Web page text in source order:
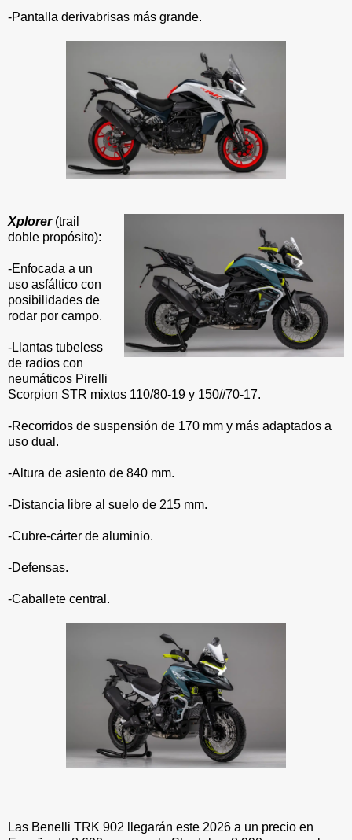
-Pantalla derivabrisas más grande.
Xplorer(trail
doble propósito):
-Enfocada a un
uso asfáltico con
posibilidades de
rodar por campo.
-Llantas tubeless
de radios con
neumáticos Pirelli
Scorpion STR mixtos 110/80-19 y 150//70-17.
-Recorridos de suspensión de 170 mm y más adaptados a
uso dual.
-Altura de asiento de 840 mm.
-Distancia libre al suelo de 215 mm.
-Cubre-cárter de aluminio.
-Defensas.
-Caballete central.
Las Benelli TRK 902 llegarán este 2026 a un precio en